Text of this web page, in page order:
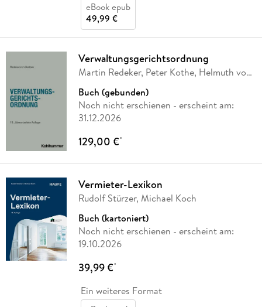
eBook epub
49,99 €
Verwaltungsgerichtsordnung
Martin Redeker, Peter Kothe, Helmuth von
Buch (gebunden)
Noch nicht erschienen - erscheint am:
31.12.2026
129,00 €*
Vermieter-Lexikon
Rudolf Stürzer, Michael Koch
Buch (kartoniert)
Noch nicht erschienen - erscheint am:
19.10.2026
39,99 €*
Ein weiteres Format